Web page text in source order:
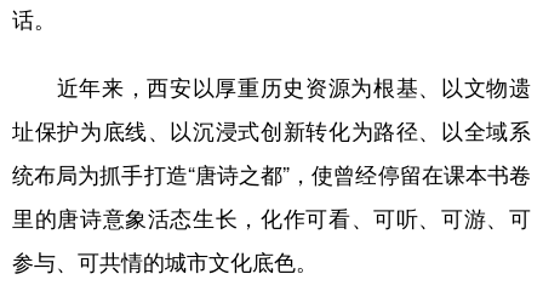
话。
近年来，西安以厚重历史资源为根基、以文物遗
址保护为底线、以沉浸式创新转化为路径、以全域系
统布局为抓手打造“唐诗之都”，使曾经停留在课本书卷
里的唐诗意象活态生长，化作可看、可听、可游、可
参与、可共情的城市文化底色。